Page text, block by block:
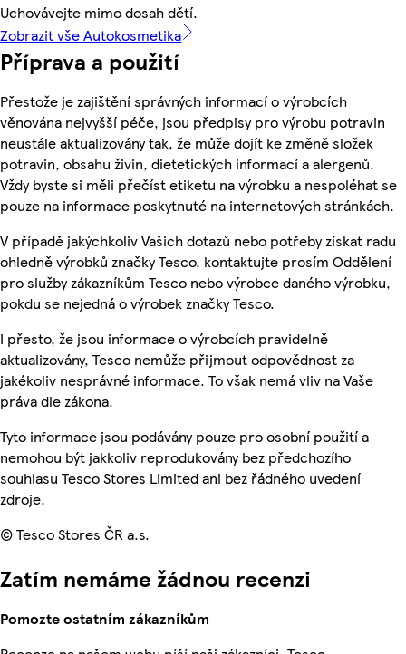
Uchovávejte mimo dosah dětí.
Zobrazit vše Autokosmetika
Příprava a použití
Přestože je zajištění správných informací o výrobcích
věnována nejvyšší péče, jsou předpisy pro výrobu potravin
neustále aktualizovány tak, že může dojít ke změně složek
potravin, obsahu živin, dietetických informací a alergenů.
Vždy byste si měli přečíst etiketu na výrobku a nespoléhat se
pouze na informace poskytnuté na internetových stránkách.
V případě jakýchkoliv Vašich dotazů nebo potřeby získat radu
ohledně výrobků značky Tesco, kontaktujte prosím Oddělení
pro služby zákazníkům Tesco nebo výrobce daného výrobku,
pokdu se nejedná o výrobek značky Tesco.
I přesto, že jsou informace o výrobcích pravidelně
aktualizovány, Tesco nemůže přijmout odpovědnost za
jakékoliv nesprávné informace. To však nemá vliv na Vaše
práva dle zákona.
Tyto informace jsou podávány pouze pro osobní použití a
nemohou být jakkoliv reprodukovány bez předchozího
souhlasu Tesco Stores Limited ani bez řádného uvedení
zdroje.
© Tesco Stores ČR a.s.
Zatím nemáme žádnou recenzi
Pomozte ostatním zákazníkům